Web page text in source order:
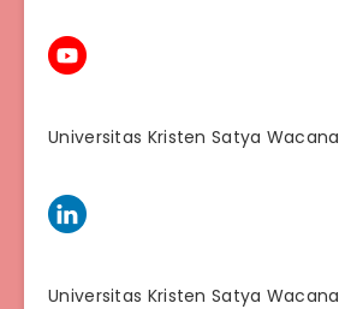
Universitas Kristen Satya Wacana
Universitas Kristen Satya Wacana